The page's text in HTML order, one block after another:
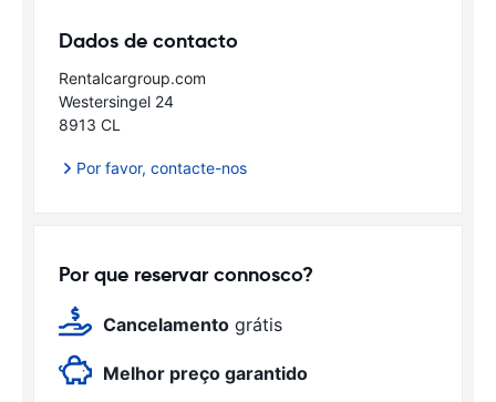
Dados de contacto
Rentalcargroup.com
Westersingel 24
8913 CL
Por favor, contacte-nos
Por que reservar connosco?
Cancelamento grátis
Melhor preço garantido